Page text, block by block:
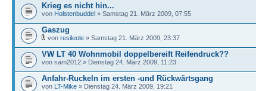
Krieg es nicht hin...
von Holstenbuddel » Samstag 21. März 2009, 07:55
Gaszug
von resileole » Samstag 21. März 2009, 23:37
VW LT 40 Wohnmobil doppelbereift Reifendruck??
von sam2012 » Dienstag 24. März 2009, 11:23
Anfahr-Ruckeln im ersten -und Rückwärtsgang
von LT-Mike » Dienstag 24. März 2009, 19:21